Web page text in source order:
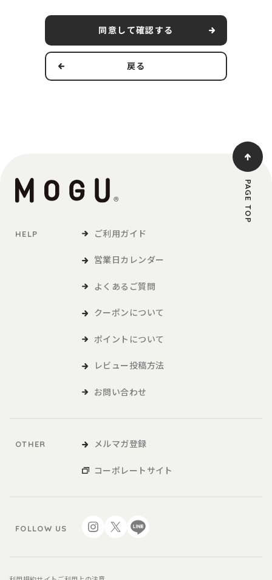
ンショップ「MOGUストア 本店」（https://mogustore.jp 以
下、「本サービス」といいます。）の利用条件を定めるもので
本規約の適用範囲および変更
規約を変更する必要が生じた場合には、適用法令に従い、本
規約を変更することができます。この場合、当社は、本サイ
トへの掲載等の方法により、本規約を変更する旨、変更後の
本規約の内容および変更の効力発生日を利用者に通知しま
「利用者」とは、本サービスの閲覧または本サービスによる商品
の購入など、本サービスの利用を行う方をいいます。
および各種サービスをいい、販促品を含みます。。
1．利用者は、本規約に同意の上、本規約および当社が別途定める
ご利用ガイドなどに従い、本サービスを利用するものとしま
2．本サービスにおいては、登録希望者が本規約に同意の上、当社
の定める方法によって利用登録を申請し、当社がこれに対す
同意して確認する
戻る
HELP ご利用ガイド
営業日カレンダー
よくあるご質問
クーポンについて
ポイントについて
レビュー投稿方法
お問い合わせ
OTHER メルマガ登録
コーポレートサイト
FOLLOW US
PAGE TOP